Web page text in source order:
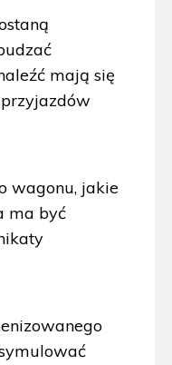
mają się
wagonu, jakie
ma być